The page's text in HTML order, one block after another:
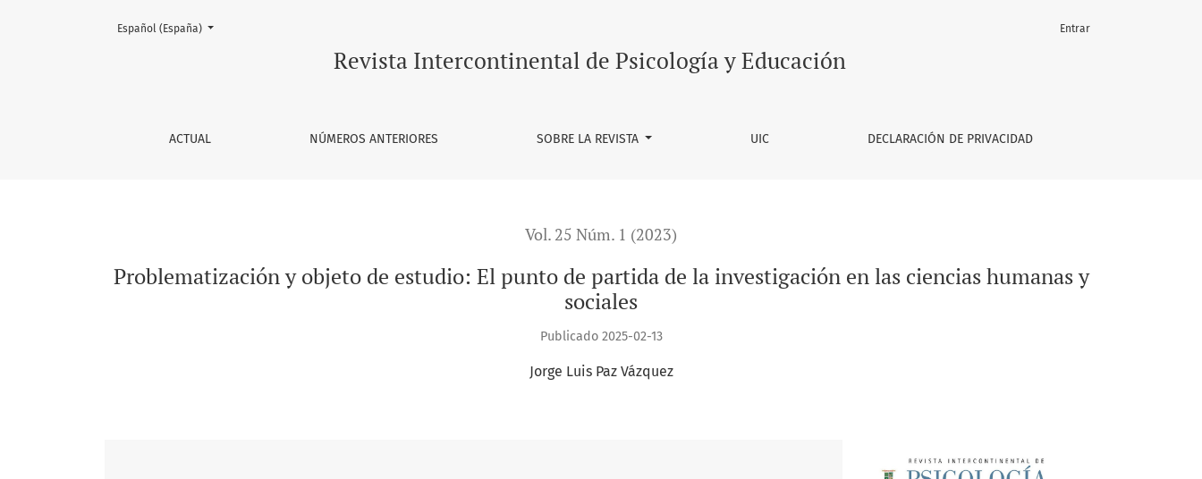
Problematización y objeto de estudio
Revista Intercontinental de Psicología y Educación
ACTUAL NÚMEROS ANTERIORES SOBRE LA REVISTA UIC DECLARACIÓN DE PRIVACIDAD
Entrar
Cambiar el idioma. El actual es:
Español (España)
Vol. 25 Núm. 1 (2023)
Problematización y objeto de estudio: El punto de partida de la investigación en las ciencias humanas y
sociales
Publicado 2025-02-13
Jorge Luis Paz Vázquez